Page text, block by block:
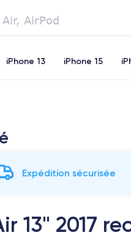
iPhone 13 iPhone 15
Expédition sécurisée
13" 2017